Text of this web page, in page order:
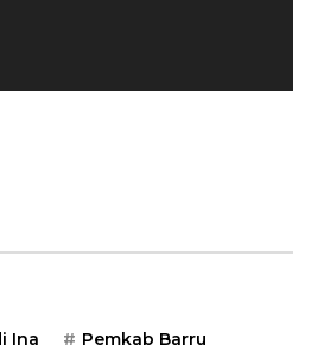
Ina Pemkab Barru